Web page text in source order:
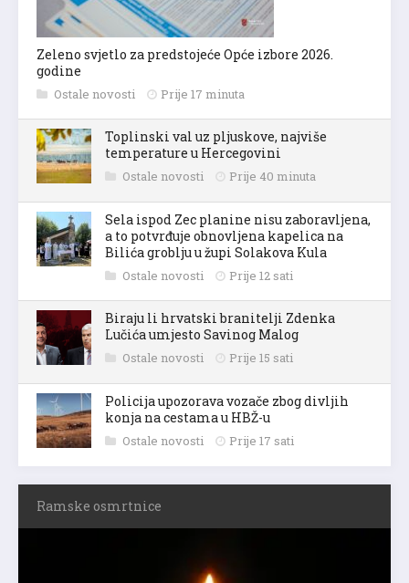
Zeleno svjetlo za predstojeće Opće izbore 2026.
godine
Ostale novosti Prije 17 minuta
Toplinski val uz pljuskove, najviše
temperature u Hercegovini
Ostale novosti Prije 40 minuta
Sela ispod Zec planine nisu zaboravljena,
a to potvrđuje obnovljena kapelica na
Bilića groblju u župi Solakova Kula
Ostale novosti Prije 12 sati
Biraju li hrvatski branitelji Zdenka
Lučića umjesto Savinog Malog
Ostale novosti Prije 15 sati
Policija upozorava vozače zbog divljih
konja na cestama u HBŽ-u
Ostale novosti Prije 17 sati
Ramske osmrtnice